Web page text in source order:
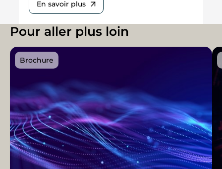
En savoir plus
Pour aller plus loin
Brochure